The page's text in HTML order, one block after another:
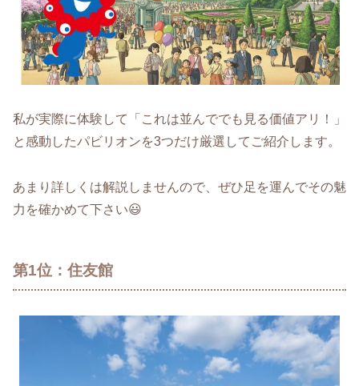
私が実際に体験して「これは並んででも見る価値アリ！」
と感動したパビリオンを3つだけ厳選してご紹介します。
あまり詳しくは解説しませんので、ぜひ足を運んでその魅
力を確かめて下さい😃
第1位：住友館